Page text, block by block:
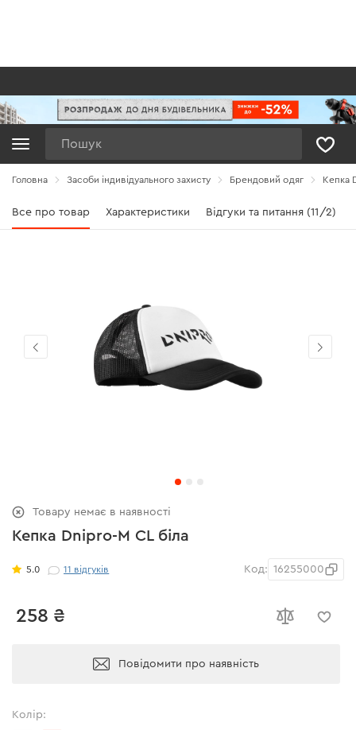
Головна Засоби індивідуального захисту Брендовий одяг Кепка
Все про товар Характеристики Відгуки та питання (11/2)
Кепка Dnipro-M CL біла
5.0 11 відгуків Код: 16255000
258 ₴
Повідомити про наявність
Товару немає в наявності
Колір: